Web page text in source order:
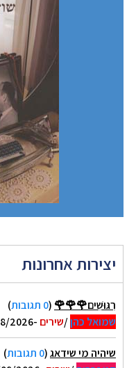
יצירות אחרונות
רִגּוּשִׁים🌹🌹🌹 (0 תגובות
)
שמואל כהן/שירים -07/08/2026 07:48
שיהיה מי שידאג(0 תגובות
)